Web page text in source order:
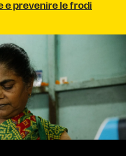
e prevenire le frodi